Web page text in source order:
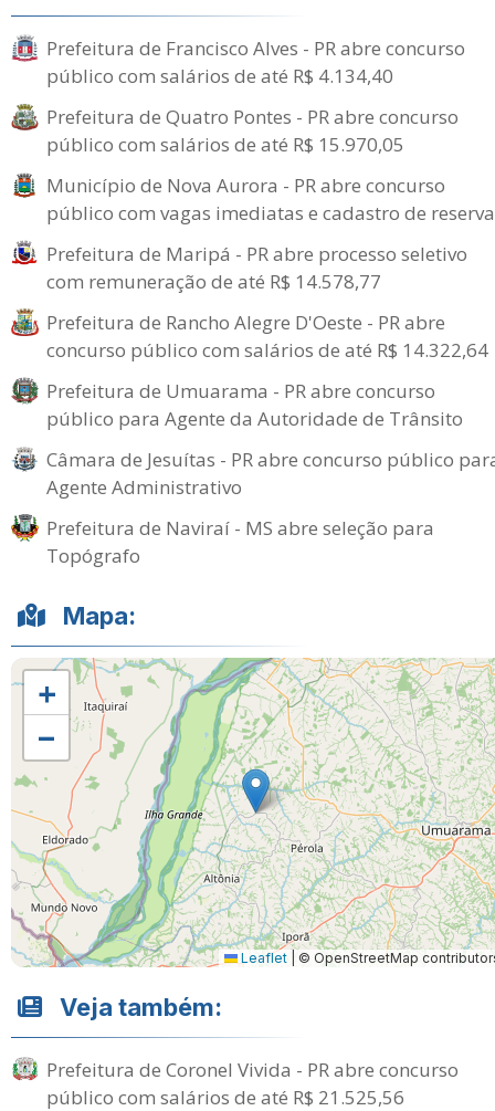
Prefeitura de Francisco Alves - PR abre concurso
público com salários de até R$ 4.134,40
Prefeitura de Quatro Pontes - PR abre concurso
público com salários de até R$ 15.970,05
Município de Nova Aurora - PR abre concurso
público com vagas imediatas e cadastro de reserva
Prefeitura de Maripá - PR abre processo seletivo
com remuneração de até R$ 14.578,77
Prefeitura de Rancho Alegre D'Oeste - PR abre
concurso público com salários de até R$ 14.322,64
Prefeitura de Umuarama - PR abre concurso
público para Agente da Autoridade de Trânsito
Câmara de Jesuítas - PR abre concurso público
Agente Administrativo
Prefeitura de Naviraí - MS abre seleção para
Topógrafo
Mapa:
+
−
Leaflet © OpenStreetMap
Veja também:
Prefeitura de Coronel Vivida - PR abre concurso
público com salários de até R$ 21.525,56